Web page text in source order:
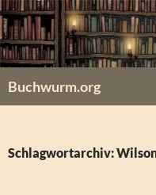
Zum
Inhalt
springen
Buchwurm.org
Schlagwortarchiv: